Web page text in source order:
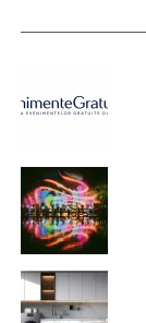
Paula-
lângă Curtea
Andrei
Adina Florea –
Tribunalul
de pe lângă